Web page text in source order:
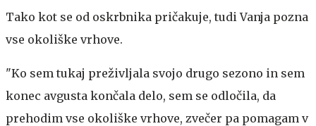
Tako kot se od oskrbnika pričakuje, tudi Vanja pozna
vse okoliške vrhove.
"Ko sem tukaj preživljala svojo drugo sezono in sem
konec avgusta končala delo, sem se odločila, da
prehodim vse okoliške vrhove, zvečer pa pomagam v